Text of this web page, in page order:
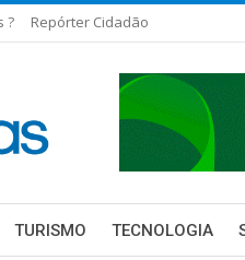
? Repórter Cidadão
TURISMO TECNOLOGIA